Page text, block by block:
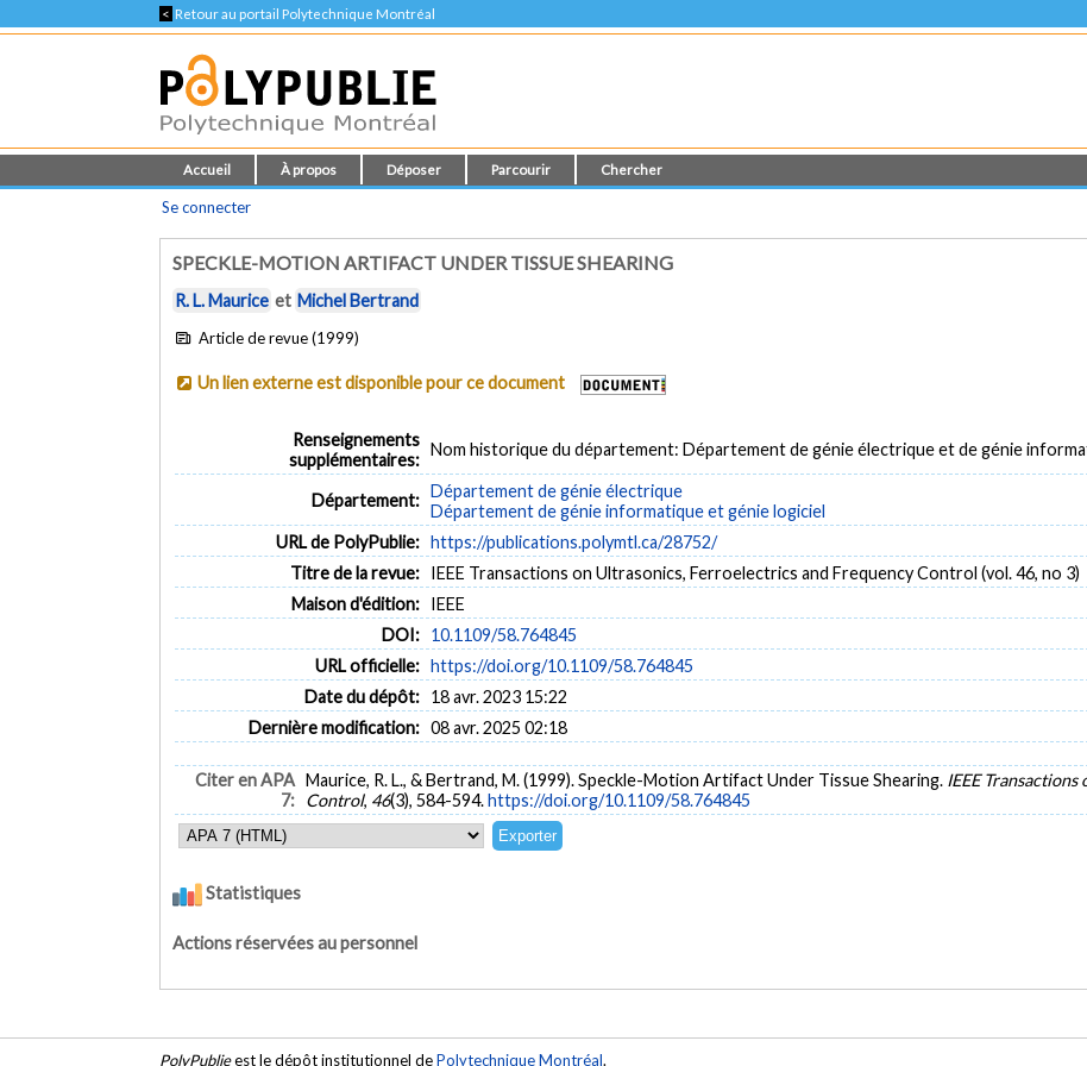
< Retour au portail Polytechnique Montréal
Accueil À propos Déposer Parcourir Chercher
Se connecter
SPECKLE-MOTION ARTIFACT UNDER TISSUE SHEARING
R. L. Maurice et Michel Bertrand
Article de revue (1999)
Un lien externe est disponible pour ce document
Renseignements
supplémentaires:
Nom historique du département: Département de génie électrique et de génie
Département: Département de génie électrique
Département de génie informatique et génie logiciel
URL de PolyPublie: https://publications.polymtl.ca/28752/
Titre de la revue: IEEE Transactions on Ultrasonics, Ferroelectrics and Frequency Control (vol. 46, no 3)
Maison d'édition: IEEE
DOI: 10.1109/58.764845
URL officielle: https://doi.org/10.1109/58.764845
Date du dépôt: 18 avr. 2023 15:22
Dernière modification: 08 avr. 2025 02:18
Citer en APA
7:
Maurice, R. L., & Bertrand, M. (1999). Speckle-Motion Artifact Under Tissue Shearing. IEEE
Control, 46(3), 584-594.https://doi.org/10.1109/58.764845
Statistiques
Actions réservées au personnel
PolyPublieest le dépôt institutionnel dePolytechnique Montréal.